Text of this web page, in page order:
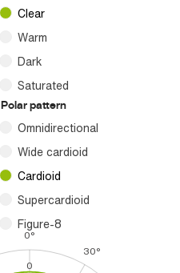
Clear
Warm
Dark
Saturated
Polar pattern
Omnidirectional
Wide cardioid
Cardioid
Supercardioid
Figure-8
0°
30°
0